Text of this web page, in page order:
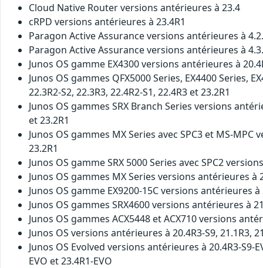
Cloud Native Router versions antérieures à 23.4
cRPD versions antérieures à 23.4R1
Paragon Active Assurance versions antérieures à
Paragon Active Assurance versions antérieures à
Junos OS gamme EX4300 versions antérieures à
Junos OS gammes QFX5000 Series, EX4400 Series,
22.3R2-S2, 22.3R3, 22.4R2-S1, 22.4R3 et 23.2R1
Junos OS gammes SRX Branch Series versions
et 23.2R1
Junos OS gammes MX Series avec SPC3 et MS-MPC
23.2R1
Junos OS gamme SRX 5000 Series avec SPC2
Junos OS gammes MX Series versions antérieures à
Junos OS gamme EX9200-15C versions antérieures à
Junos OS gammes SRX4600 versions antérieures à
Junos OS gammes ACX5448 et ACX710 versions
Junos OS versions antérieures à 20.4R3-S9, 21.1R3,
Junos OS Evolved versions antérieures à 20.4R3-S9-
EVO et 23.4R1-EVO